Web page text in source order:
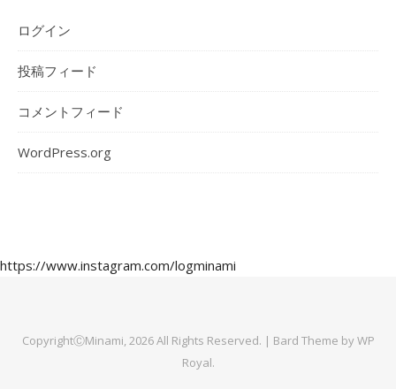
ログイン
投稿フィード
コメントフィード
WordPress.org
https://www.instagram.com/logminami
CopyrightⒸMinami, 2026 All Rights Reserved. | Bard Theme byWP
Royal.